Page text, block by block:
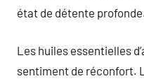
état de détente
Les huiles essentielles
sentiment de réconfort.